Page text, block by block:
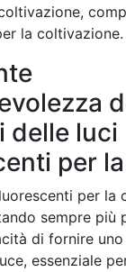
la coltivazione.
delle luci
per
per la
sempre più
di fornire
essenziale